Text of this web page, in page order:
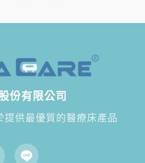
份有限公司
提供最優質的醫療床產品